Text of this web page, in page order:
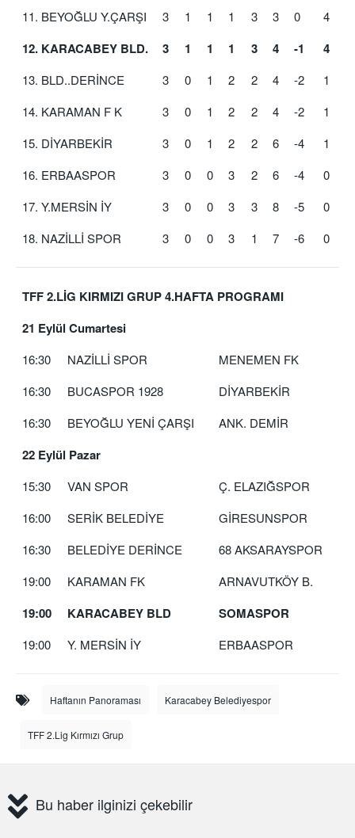
11. BEYOĞLU Y.ÇARŞI
3 1 1 1 3 3 0 4
12. KARACABEY BLD. 3 1 1 1 3 4 -1 4
13. BLD..DERİNCE 3 0 1 2 2 4 -2
1
14. KARAMAN F K
3 0 1 2 2 4 -2
1
15. DİYARBEKİR
3 0 1 2 2 6 -4
1
16. ERBAASPOR
3 0 0 3 2 6 -4
0
17. Y.MERSİN İY
3 0 0 3 3 8 -5
0
18. NAZİLLİ SPOR
3 0 0 3 1 7 -6 0
TFF 2.LİG KIRMIZI GRUP 4.HAFTA PROGRAMI
21 Eylül Cumartesi
16:30 NAZİLLİ SPOR
MENEMEN FK
16:30
BUCASPOR 1928
DİYARBEKİR
16:30
BEYOĞLU YENİ ÇARŞI ANK. DEMİR
22 Eylül Pazar
15:30 VAN SPOR
Ç. ELAZIĞSPOR
16:00
SERİK BELEDİYE
GİRESUNSPOR
16:30
BELEDİYE DERİNCE
68 AKSARAYSPOR
19:00
KARAMAN FK ARNAVUTKÖY B.
19:00 KARACABEY BLD SOMASPOR
19:00 Y. MERSİN İY ERBAASPOR
Haftanın Panoraması Karacabey Belediyespor
TFF 2.Lig Kırmızı Grup
Bu haber ilginizi çekebilir